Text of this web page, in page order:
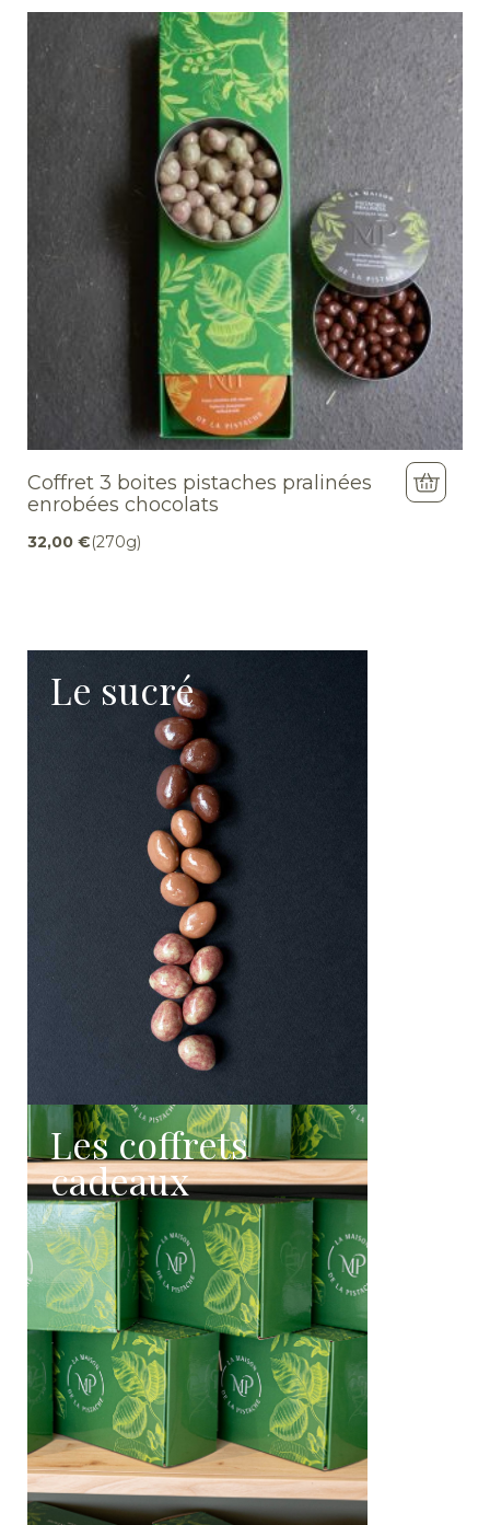
Coffret 3 boites pistaches pralinées
enrobées chocolats
32,00 €(270g)
Le sucré
Les coffrets
cadeaux